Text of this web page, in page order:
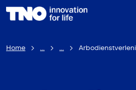
Home ... ...